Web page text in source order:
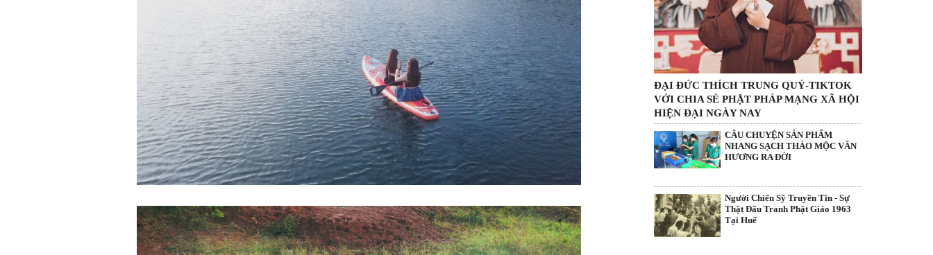
ĐẠI ĐỨC THÍCH TRUNG QUÝ-TIKTOK
VỚI CHIA SẺ PHẬT PHÁP MẠNG XÃ HỘI
HIỆN ĐẠI NGÀY NAY
CÂU CHUYỆN SẢN PHẨM
NHANG SẠCH THẢO MỘC VÂN
HƯƠNG RA ĐỜI
Người Chiến Sỹ Truyền Tin - Sự
Thật Đấu Tranh Phật Giáo 1963
Tại Huế